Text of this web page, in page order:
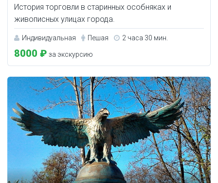
История торговли в старинных особняках и
живописных улицах города.
Индивидуальная Пешая 2 часа 30 мин.
8000 ₽ за экскурсию